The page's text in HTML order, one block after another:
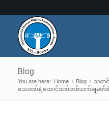
Blog
You are here: Home / Blog / သတင်း
သေဒဏ်နဲ့ ထောင်ဒဏ်တစ်သက်ချမှတ်ခံရသူ